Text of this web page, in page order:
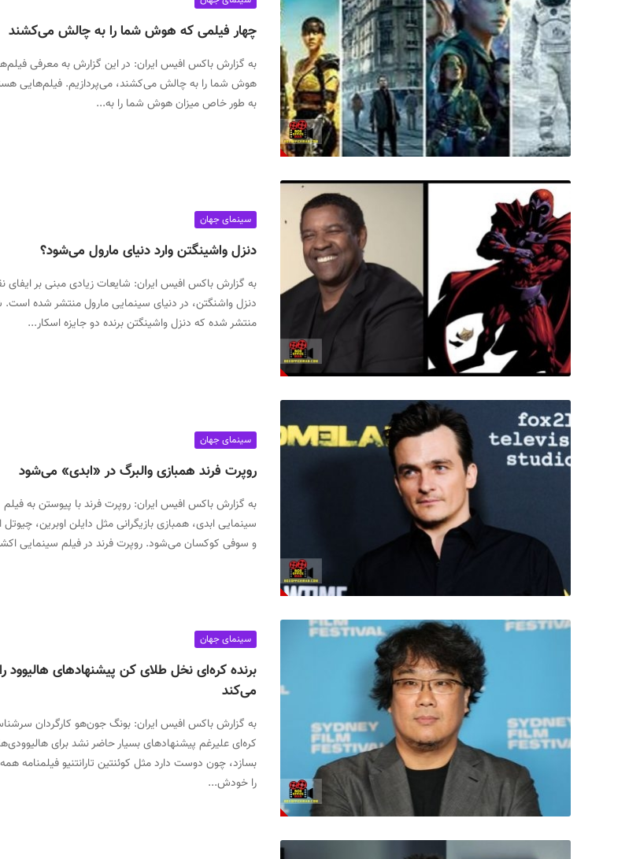
چهار فیلمی که هوش شما را به چالش می‌کشند
به گزارش باکس افیس ایران: در این گزارش به معرفی
هوش شما را به چالش می‌کشند، می‌پردازیم. فیلم‌هایی
به طور خاص میزان هوش شما را به...
سینمای جهان
دنزل واشینگتن وارد دنیای مارول می‌شود؟
به گزارش باکس افیس ایران: شایعات زیادی مبنی بر
دنزل واشنگتن، در دنیای سینمایی مارول منتشر شده است.
منتشر شده که دنزل واشینگتن برنده دو جایزه اسکار...
سینمای جهان
روپرت فرند همبازی والبرگ در «ابدی» می‌شود
به گزارش باکس افیس ایران: روپرت فرند با پیوستن به فیلم
سینمایی ابدی، همبازی بازیگرانی مثل دایلن اوبرین، چیوتل
و سوفی کوکسان می‌شود. روپرت فرند در فیلم سینمایی
سینمای جهان
برنده کره‌ای نخل طلای کن پیشنهادهای هالیوود
می‌کند
به گزارش باکس افیس ایران: بونگ جون‌هو کارگردان
کره‌ای علیرغم پیشنهادهای بسیار حاضر نشد برای
بسازد، چون دوست دارد مثل کوئنتین تارانتنیو فیلمنامه
را خودش...